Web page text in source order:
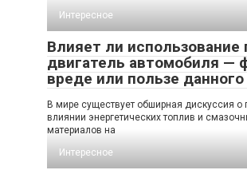
Интересное
Влияет ли использование
двигатель автомобиля —
вреде или пользе
В мире существует обширная дискуссия о
влиянии энергетических топлив и
материалов на
Интересное